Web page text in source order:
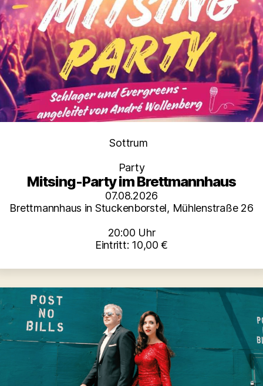
Kategorien
Sottrum
Party
Mitsing-Party im Brettmannhaus
07.08.2026
Brettmannhaus in Stuckenborstel, Mühlenstraße 26
20:00 Uhr
Eintritt: 10,00 €